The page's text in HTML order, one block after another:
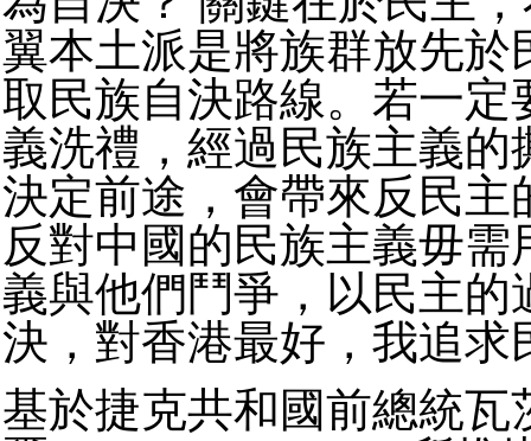
翼本土派是將族群放先於
取民族自決路線。若一定
義洗禮，經過民族主義的
決定前途，會帶來反民主
反對中國的民族主義毋需
義與他們鬥爭，以民主的
決，對香港最好，我追求
基於捷克共和國前總統瓦